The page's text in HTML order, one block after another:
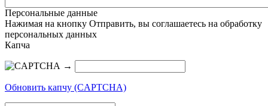
Персональные данные
Нажимая на кнопку Отправить, вы соглашаетесь на обработку
персональных данных
Капча
→
Обновить капчу (CAPTCHA)